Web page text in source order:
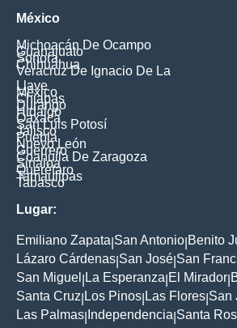
México
Michoacán De Ocampo
Guanajuato
Sonora
Chihuahua
Veracruz De Ignacio De La
Llave
México
Chiapas
Durango
Hidalgo
Oaxaca
San Luis Potosí
Jalisco
Puebla
Nuevo León
Guerrero
Coahuila De Zaragoza
Sinaloa
Querétaro
Tamaulipas
Tabasco
Lugar:
Emiliano Zapata San Antonio Benito
Lázaro Cárdenas San José San
San Miguel
La Esperanza El Mirador
Santa Cruz Los Pinos Las Flores San
Las Palmas Independencia Santa